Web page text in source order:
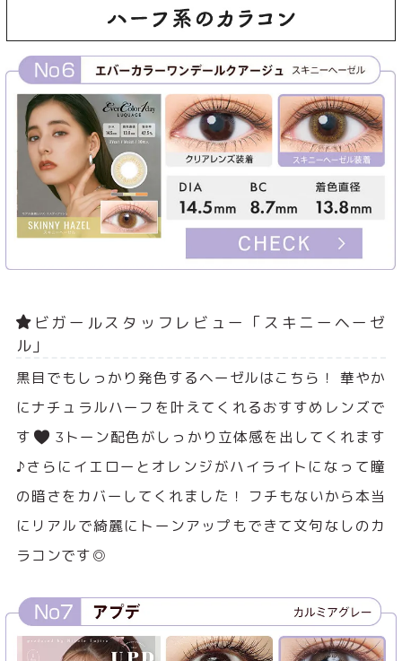
ビガールスタッフレビュー「スキニーヘーゼ
ル」
黒目でもしっかり発色するヘーゼルはこちら！ 華やか
にナチュラルハーフを叶えてくれるおすすめレンズで
す
3トーン配色がしっかり立体感を出してくれます
♪さらにイエローとオレンジがハイライトになって瞳
の暗さをカバーしてくれました！ フチもないから本当
にリアルで綺麗にトーンアップもできて文句なしのカ
ラコンです◎